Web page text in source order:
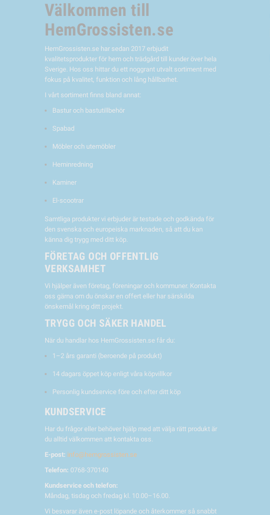
Välkommen till
HemGrossisten.se
HemGrossisten.se har sedan 2017 erbjudit
kvalitetsprodukter för hem och trädgård till kunder över hela
Sverige. Hos oss hittar du ett noggrant utvalt sortiment med
fokus på kvalitet, funktion och lång hållbarhet.
I vårt sortiment finns bland annat:
Bastur och bastutillbehör
Spabad
Möbler och utemöbler
Heminredning
Kaminer
El-scootrar
Samtliga produkter vi erbjuder är testade och godkända för
den svenska och europeiska marknaden, så att du kan
känna dig trygg med ditt köp.
FÖRETAG OCH OFFENTLIG
VERKSAMHET
Vi hjälper även företag, föreningar och kommuner. Kontakta
oss gärna om du önskar en offert eller har särskilda
önskemål kring ditt projekt.
TRYGG OCH SÄKER HANDEL
När du handlar hos HemGrossisten.se får du:
1–2 års garanti (beroende på produkt)
14 dagars öppet köp enligt våra köpvillkor
Personlig kundservice före och efter ditt köp
KUNDSERVICE
Har du frågor eller behöver hjälp med att välja rätt produkt är
du alltid välkommen att kontakta oss.
E-post: info@hemgrossisten.se
Telefon: 0768-370140
Kundservice och telefon:
Måndag, tisdag och fredag kl. 10.00–16.00.
Vi besvarar även e-post löpande och återkommer så snabbt